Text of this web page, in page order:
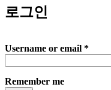
로그인
Username or email *
Remember me